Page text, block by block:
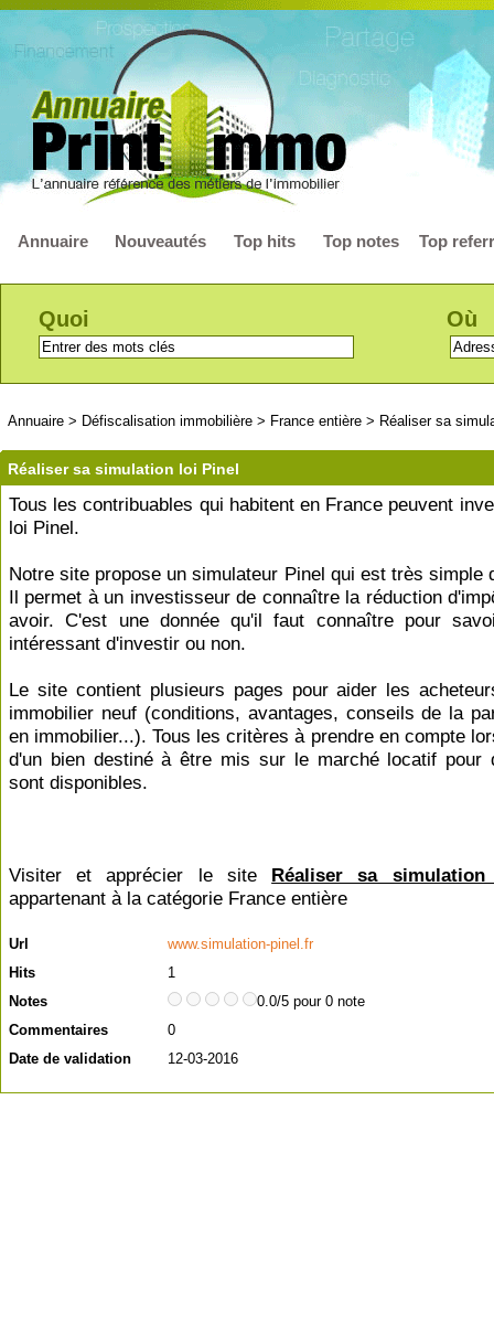
Annuaire Nouveautés Top hits Top notes Top
Quoi Où
Annuaire > Défiscalisation immobilière > France entière > Réaliser sa
Réaliser sa simulation loi Pinel
Tous les contribuables qui habitent en France peuvent
loi Pinel.
Notre site propose un simulateur Pinel qui est très simple
Il permet à un investisseur de connaître la réduction
avoir. C'est une donnée qu'il faut connaître pour
intéressant d'investir ou non.
Le site contient plusieurs pages pour aider les
immobilier neuf (conditions, avantages, conseils de la
en immobilier...). Tous les critères à prendre en compte
d'un bien destiné à être mis sur le marché locatif pour
sont disponibles.
Visiter et apprécier le site Réaliser sa
appartenant à la catégorie France entière
Url
www.simulation-pinel.fr
Hits
1
Notes
0.0/5 pour 0 note
Commentaires
0
Date de validation
12-03-2016